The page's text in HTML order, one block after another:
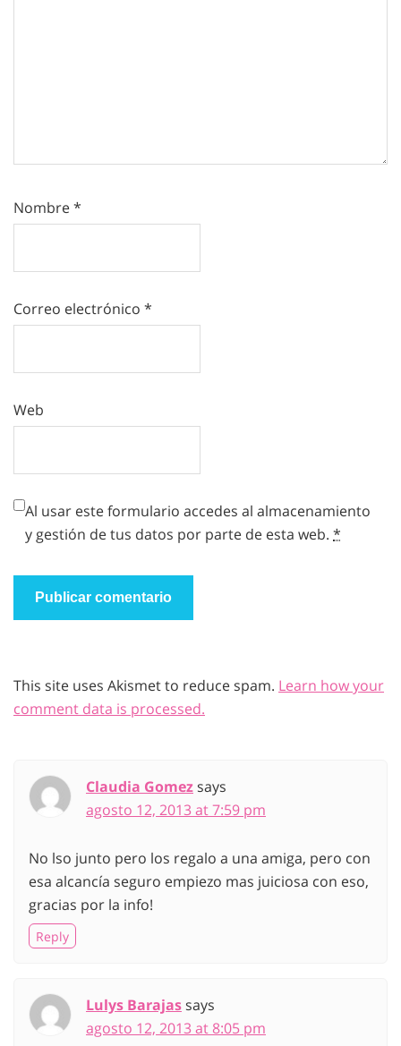
Nombre*
Correo electrónico *
Web
Al usar este formulario accedes al almacenamiento
y gestión de tus datos por parte de esta web. *
This site uses Akismet to reduce spam. Learn how your
comment data is processed.
Claudia Gomezsays
agosto 12, 2013 at 7:59 pm
No lso junto pero los regalo a una amiga, pero con
esa alcancía seguro empiezo mas juiciosa con eso,
gracias por la info!
Reply
Lulys Barajassays
agosto 12, 2013 at 8:05 pm